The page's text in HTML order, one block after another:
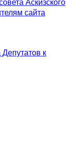
Аскизского
сайта
к